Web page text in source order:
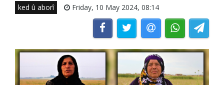
ked û aborî Friday, 10 May 2024, 08:14